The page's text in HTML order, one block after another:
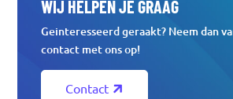
WIJ HELPEN JE GRAAG
Geinteresseerd geraakt? Neem dan
contact met ons op!
Contact